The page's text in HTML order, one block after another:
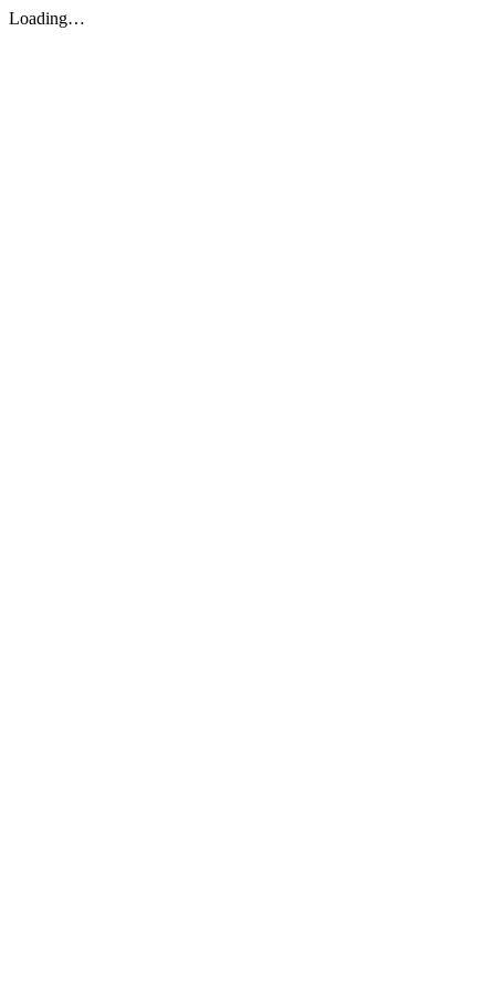
Loading…